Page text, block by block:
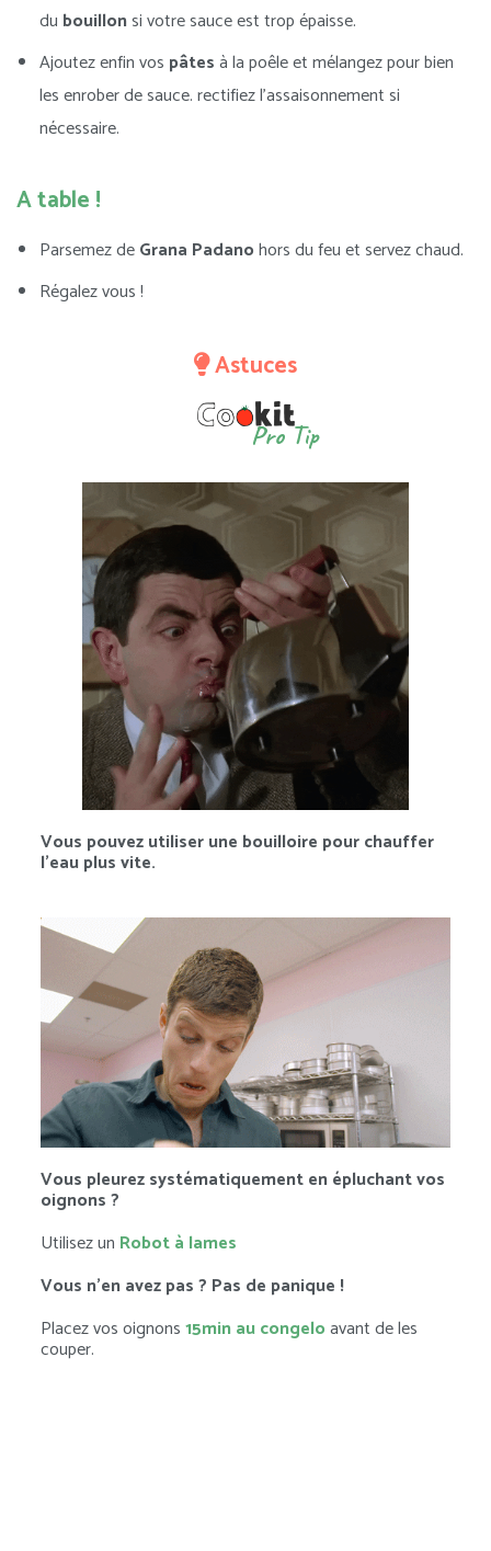
du bouillonsi votre sauce est trop épaisse.
Ajoutez enfin vos pâtesà la poêle et mélangez pour bien
les enrober de sauce. rectifiez l’assaisonnement si
nécessaire.
A table !
Parsemez deGrana Padanohors du feu et servez chaud.
Régalez vous !
Astuces
Pro Tip
Vous pouvez utiliser une bouilloire pour chauffer
l’eau plus vite.
Vous pleurez systématiquement en épluchant vos
oignons ?
Utilisez un Robot à lames
Vous n’en avez pas ? Pas de panique !
Placez vos oignons15min au congeloavant de les
couper.